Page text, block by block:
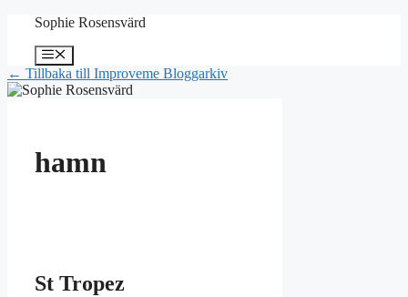
Hoppa
innehåll
Sophie Rosensvärd
Meny
← Tillbaka till Improveme Bloggarkiv
hamn
St Tropez